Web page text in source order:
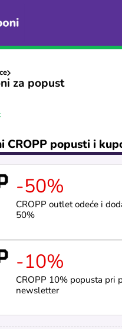
za popust
CROPP popusti i
-50%
CROPP outlet odeće i
50%
-10%
CROPP 10% popusta pri
newsletter